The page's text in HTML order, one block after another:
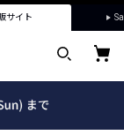
サイト